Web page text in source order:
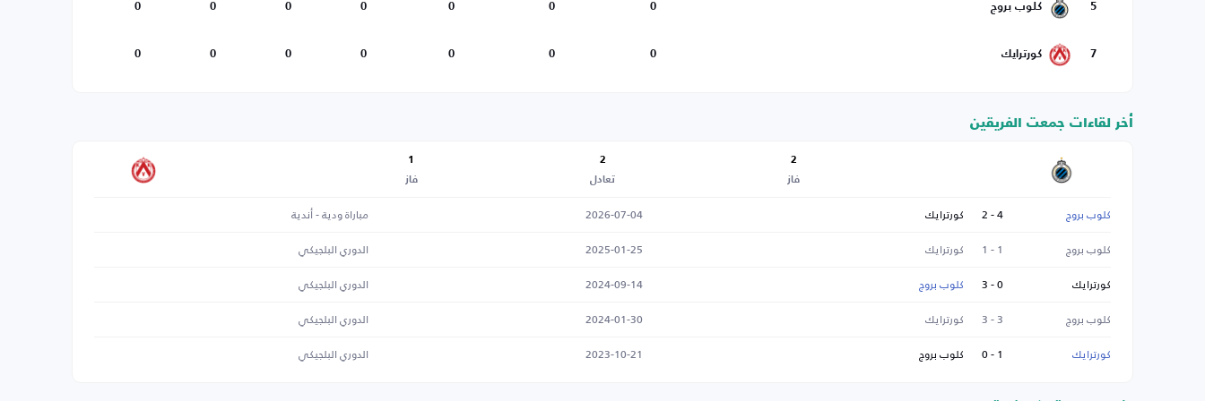
5 كلوب بروج 0
0
0
0
0
0
0
7 كورترايك 0
0
0
0
0
0
0
أخر لقاءات جمعت الفريقين
2
فاز
2
تعادل
1
فاز
كلوب بروج 4 - 2 كورترايك 2026-07-04
مباراة ودية - أندية
كلوب بروج
1 - 1 كورترايك 2025-01-25
الدوري البلجيكي
كورترايك
0 - 3 كلوب بروج 2024-09-14
الدوري البلجيكي
كلوب بروج
3 - 3 كورترايك 2024-01-30
الدوري البلجيكي
كورترايك
1 - 0 كلوب بروج 2023-10-21 الدوري البلجيكي